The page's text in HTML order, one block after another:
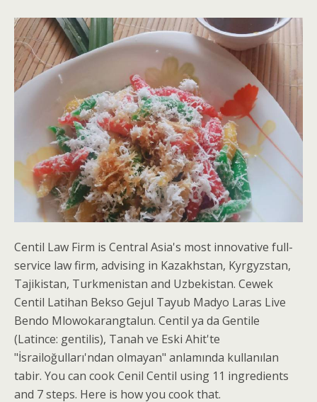
Centil Law Firm is Central Asia's most innovative full-
service law firm, advising in Kazakhstan, Kyrgyzstan,
Tajikistan, Turkmenistan and Uzbekistan. Cewek
Centil Latihan Bekso Gejul Tayub Madyo Laras Live
Bendo Mlowokarangtalun. Centil ya da Gentile
(Latince: gentilis), Tanah ve Eski Ahit'te
"İsrailoğulları'ndan olmayan" anlamında kullanılan
tabir. You can cook Cenil Centil using 11 ingredients
and 7 steps. Here is how you cook that.